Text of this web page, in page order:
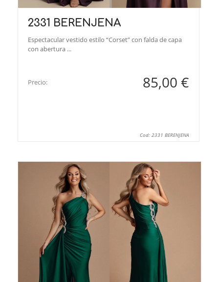
2331 BERENJENA
Espectacular vestido estilo “Corset” con falda de capa
con abertura ...
Precio: 85,00 €
Cod: 2331 BERENJENA